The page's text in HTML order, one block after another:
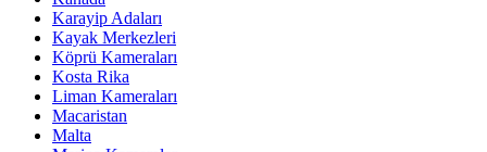
Karayip Adaları
Kayak Merkezleri
Köprü Kameraları
Kosta Rika
Liman Kameraları
Macaristan
Malta